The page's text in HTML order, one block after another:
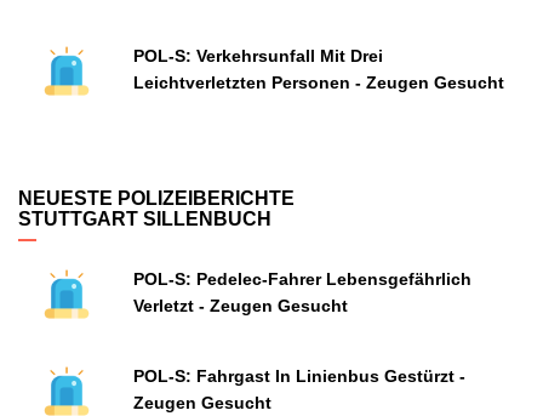
POL-S: Verkehrsunfall Mit Drei
Leichtverletzten Personen - Zeugen Gesucht
NEUESTE POLIZEIBERICHTE
STUTTGART SILLENBUCH
POL-S: Pedelec-Fahrer Lebensgefährlich
Verletzt - Zeugen Gesucht
POL-S: Fahrgast In Linienbus Gestürzt -
Zeugen Gesucht